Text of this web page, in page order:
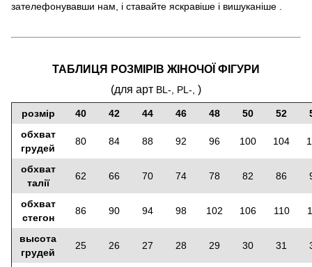
зателефонувавши нам, і ставайте яскравіше і вишуканіше .
ТАБЛИЦЯ РОЗМІРІВ ЖІНОЧОЇ ФІГУРИ
(для арт BL-, PL-, )
розмір 40 42 44 46 48 50 52
обхват
грудей
80 84 88 92 96 100 104
обхват
талії
62 66 70 74 78 82 86
обхват
стегон
86 90 94 98 102 106 110
высота
грудей
25 26 27 28 29 30 31